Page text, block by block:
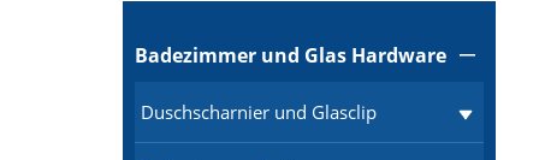
Badezimmer und Glas Hardware 
Duschscharnier und Glasclip